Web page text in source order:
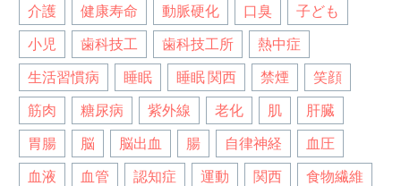
介護
健康寿命 動脈硬化 口臭
子ども
小児
歯科技工 歯科技工所
熱中症
生活習慣病
睡眠 睡眠 関西 禁煙
笑顔
筋肉
糖尿病 紫外線 老化 肌
肝臓
胃腸
脳 脳出血 腸 自律神経
血圧
血液
血管 認知症 運動 関西
食物繊維